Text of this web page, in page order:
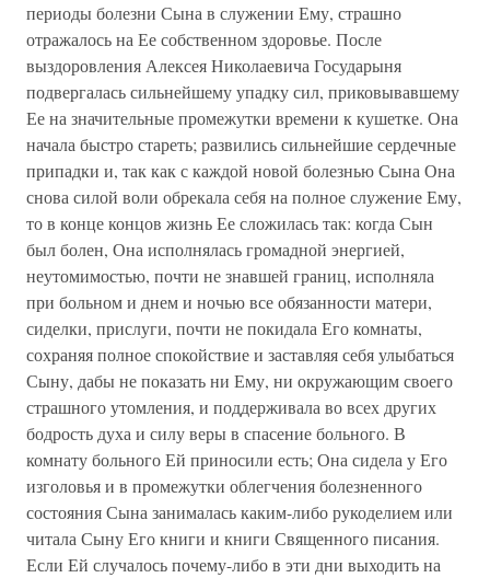
периоды болезни Сына в служении Ему, страшно
отражалось на Ее собственном здоровье. После
выздоровления Алексея Николаевича Государыня
подвергалась сильнейшему упадку сил, приковывавшему
Ее на значительные промежутки времени к кушетке. Она
начала быстро стареть; развились сильнейшие сердечные
припадки и, так как с каждой новой болезнью Сына Она
снова силой воли обрекала себя на полное служение Ему,
то в конце концов жизнь Ее сложилась так: когда Сын
был болен, Она исполнялась громадной энергией,
неутомимостью, почти не знавшей границ, исполняла
при больном и днем и ночью все обязанности матери,
сиделки, прислуги, почти не покидала Его комнаты,
сохраняя полное спокойствие и заставляя себя улыбаться
Сыну, дабы не показать ни Ему, ни окружающим своего
страшного утомления, и поддерживала во всех других
бодрость духа и силу веры в спасение больного. В
комнату больного Ей приносили есть; Она сидела у Его
изголовья и в промежутки облегчения болезненного
состояния Сына занималась каким-либо рукоделием или
читала Сыну Его книги и книги Священного писания.
Если Ей случалось почему-либо в эти дни выходить на